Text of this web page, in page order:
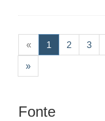
« 1 (current)
2 3
»
Fonte